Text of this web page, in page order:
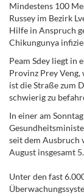
Mindestens 100
Russey im Bezirk
Hilfe in Anspruch
Chikungunya
Peam Sdey liegt in
Provinz Prey
ist die Straße zum
schwierig zu
In einer am
seit dem Ausbruch
August insgesamt
Unter den fast